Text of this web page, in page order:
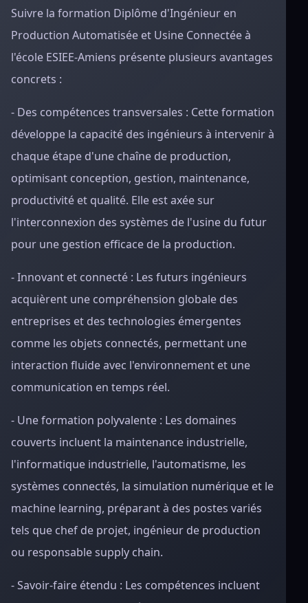
Suivre la formation Diplôme d'Ingénieur en
Production Automatisée et Usine Connectée à
l'école ESIEE-Amiens présente plusieurs avantages
concrets :
- Des compétences transversales : Cette formation
développe la capacité des ingénieurs à intervenir à
chaque étape d'une chaîne de production,
optimisant conception, gestion, maintenance,
productivité et qualité. Elle est axée sur
l'interconnexion des systèmes de l'usine du futur
pour une gestion efficace de la production.
- Innovant et connecté : Les futurs ingénieurs
acquièrent une compréhension globale des
entreprises et des technologies émergentes
comme les objets connectés, permettant une
interaction fluide avec l'environnement et une
communication en temps réel.
- Une formation polyvalente : Les domaines
couverts incluent la maintenance industrielle,
l'informatique industrielle, l'automatisme, les
systèmes connectés, la simulation numérique et le
machine learning, préparant à des postes variés
tels que chef de projet, ingénieur de production
ou responsable supply chain.
- Savoir-faire étendu : Les compétences incluent